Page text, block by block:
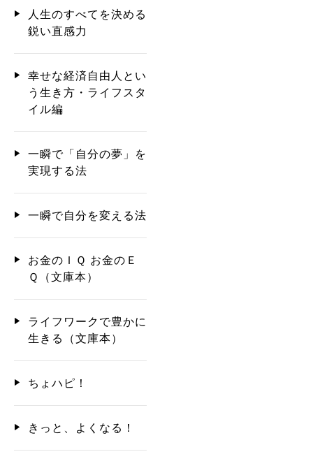
人生のすべてを決める
鋭い直感力
幸せな経済自由人とい
う生き方・ライフスタ
イル編
一瞬で「自分の夢」を
実現する法
一瞬で自分を変える法
お金のＩＱ お金のＥ
Ｑ（文庫本）
ライフワークで豊かに
生きる（文庫本）
ちょハピ！
きっと、よくなる！